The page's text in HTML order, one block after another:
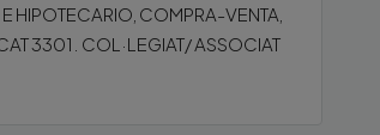
HIPOTECARIO, COMPRA-VENTA,
3301. COL·LEGIAT/ ASSOCIAT